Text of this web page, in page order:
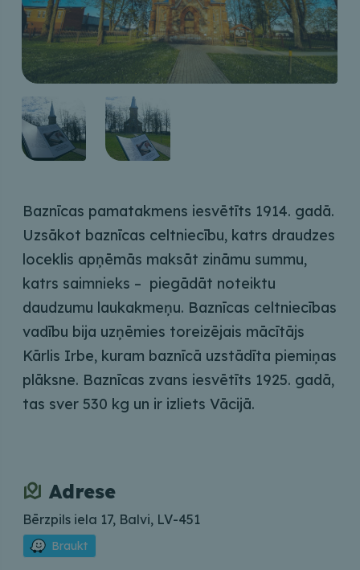
Baznīcas pamatakmens iesvētīts 1914. gadā.
Uzsākot baznīcas celtniecību, katrs draudzes
loceklis apņēmās maksāt zināmu summu,
katrs saimnieks – piegādāt noteiktu
daudzumu laukakmeņu. Baznīcas celtniecības
vadību bija uzņēmies toreizējais mācītājs
Kārlis Irbe, kuram baznīcā uzstādīta piemiņas
plāksne. Baznīcas zvans iesvētīts 1925. gadā,
tas sver 530 kg un ir izliets Vācijā.
Adrese
Bērzpils iela 17, Balvi, LV-451
Braukt